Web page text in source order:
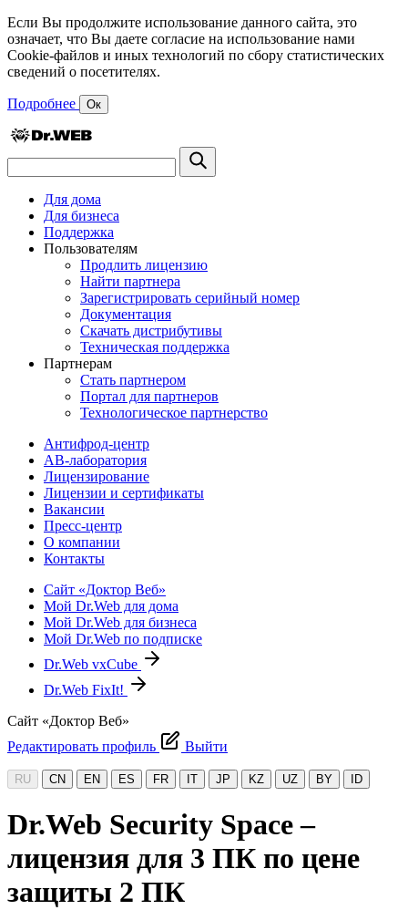
Если Вы продолжите использование данного сайта, это
означает, что Вы даете согласие на использование нами
Cookie-файлов и иных технологий по сбору статистических
сведений о посетителях.
Подробнее Ок
Для дома
Для бизнеса
Поддержка
Пользователям
Продлить лицензию
Найти партнера
Зарегистрировать серийный номер
Документация
Скачать дистрибутивы
Техническая поддержка
Партнерам
Стать партнером
Портал для партнеров
Технологическое партнерство
Антифрод-центр
АВ-лаборатория
Лицензирование
Лицензии и сертификаты
Вакансии
Пресс-центр
О компании
Контакты
Сайт «Доктор Веб»
Мой Dr.Web для дома
Мой Dr.Web для бизнеса
Мой Dr.Web по подписке
Dr.Web vxCube
Dr.Web FixIt!
Сайт «Доктор Веб»
Редактировать профиль
Выйти
RU CN EN ES FR IT JP KZ UZ BY ID
Dr.Web Security Space –
лицензия для 3 ПК по цене
защиты 2 ПК